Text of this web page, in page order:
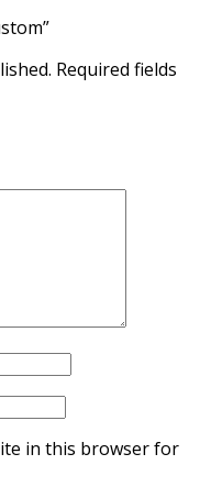
Required fields
in this browser for